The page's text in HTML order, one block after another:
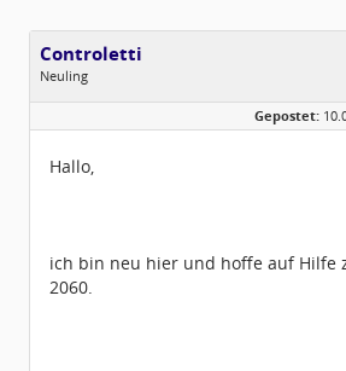
Controletti
Neuling
Geschlecht:
keine Angabe
Beiträge:
1
Gepostet:
Hallo,
ich bin neu hier und hoffe auf Hilfe
2060.